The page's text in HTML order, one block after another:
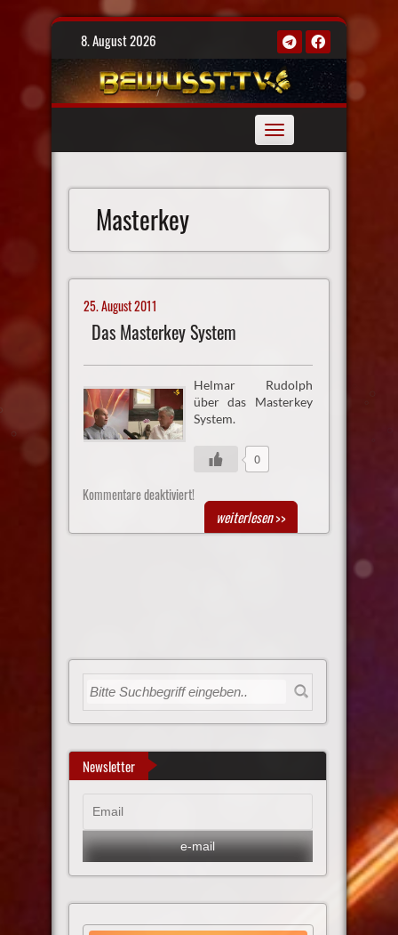
Skip
8. August 2026
Toggle
navigation
Masterkey
25. August 2011
Das Masterkey System
Helmar Rudolph
über das Masterkey
System.
0
Kommentare deaktiviert!
weiterlesen>>
Newsletter